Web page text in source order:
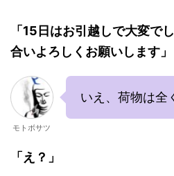
「15日はお引越しで大変で
合いよろしくお願いします」
モトボサツ
いえ、荷物は全
「え？」